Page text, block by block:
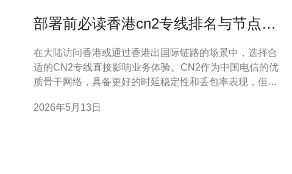
部署前必读香港cn2专线排名与节点覆
在大陆访问香港或通过香港出国际链路的场景中，选择合
适的CN2专线直接影响业务体验。CN2作为中国电信的优
质骨干网络，具备更好的时延稳定性和丢包率表现，但不
好排名与节点比较。 评估CN2专线时，首要关注的指标包
2026年5月13日